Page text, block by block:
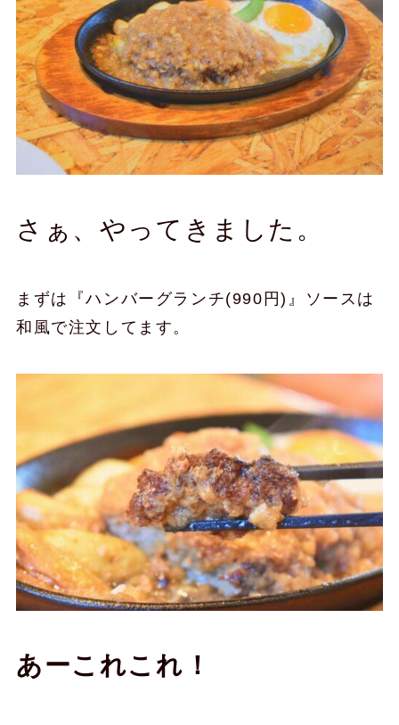
さぁ、やってきました。
まずは『ハンバーグランチ(990円)』ソースは
和風で注文してます。
あーこれこれ！